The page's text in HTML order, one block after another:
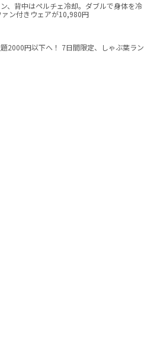
、背中はペルチェ冷却。ダブルで身体を冷
ン付きウェアが10,980円
題2000円以下へ！ 7日間限定、しゃぶ葉ラン